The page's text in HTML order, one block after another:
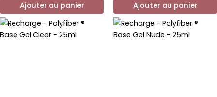
Ajouter au panier Ajouter au panier